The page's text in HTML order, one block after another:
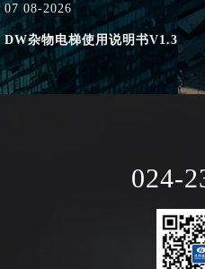
07 08-2026
DW杂物电梯使用说明书V1.3
024-